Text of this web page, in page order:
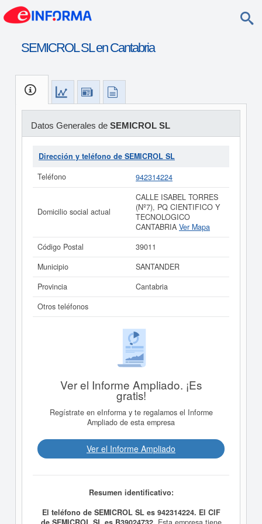
SEMICROL SL en Cantabria
Datos Generales de SEMICROL SL
Dirección y teléfono de SEMICROL SL
Teléfono
942314224
Domicilio social actual
CALLE ISABEL TORRES
(Nº7), PQ CIENTIFICO Y
TECNOLOGICO
CANTABRIA Ver Mapa
Código Postal
39011
Municipio
SANTANDER
Provincia
Cantabria
Otros teléfonos
Ver el Informe Ampliado. ¡Es
gratis!
Regístrate en eInforma y te regalamos el Informe
Ampliado de esta empresa
Ver el Informe Ampliado
Resumen identificativo:
El teléfono de SEMICROL SL es 942314224. El CIF